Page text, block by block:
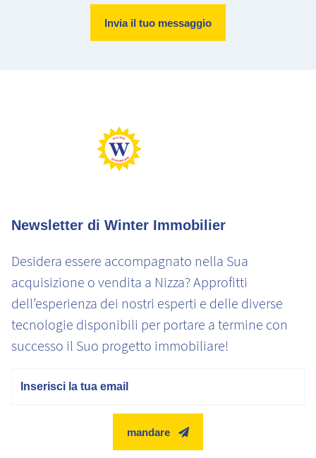
Emissioni di CO2 molto elevate
Newsletter di Winter Immobilier
Desidera essere accompagnato nella Sua
acquisizione o vendita a Nizza? Approfitti
dell’esperienza dei nostri esperti e delle diverse
tecnologie disponibili per portare a termine con
successo il Suo progetto immobiliare!
mandare